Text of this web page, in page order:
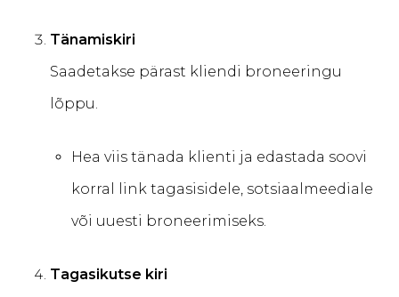
Tänamiskiri
Saadetakse pärast kliendi broneeringu
lõppu.
Hea viis tänada klienti ja edastada soovi
korral link tagasisidele, sotsiaalmeediale
või uuesti broneerimiseks.
Tagasikutse kiri